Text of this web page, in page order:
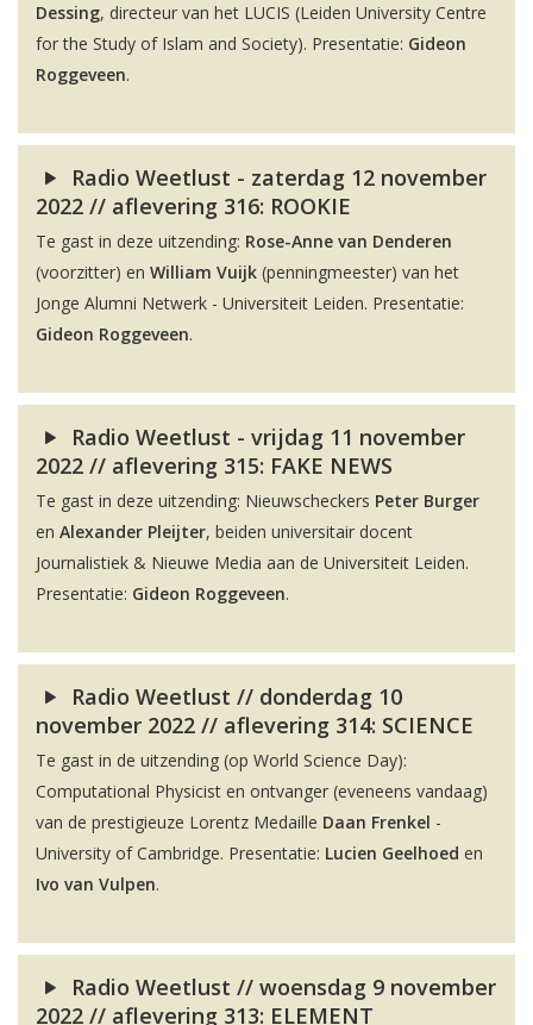
Dessing, directeur van het LUCIS (Leiden University Centre
for the Study of Islam and Society). Presentatie: Gideon
Roggeveen.
Radio Weetlust - zaterdag 12 november
2022 // aflevering 316: ROOKIE
Te gast in deze uitzending: Rose-Anne van Denderen
(voorzitter) en William Vuijk (penningmeester) van het
Jonge Alumni Netwerk - Universiteit Leiden. Presentatie:
Gideon Roggeveen.
Radio Weetlust - vrijdag 11 november
2022 // aflevering 315: FAKE NEWS
Te gast in deze uitzending: Nieuwscheckers Peter Burger
en Alexander Pleijter, beiden universitair docent
Journalistiek & Nieuwe Media aan de Universiteit Leiden.
Presentatie: Gideon Roggeveen.
Radio Weetlust // donderdag 10
november 2022 // aflevering 314: SCIENCE
Te gast in de uitzending (op World Science Day):
Computational Physicist en ontvanger (eveneens vandaag)
van de prestigieuze Lorentz Medaille Daan Frenkel -
University of Cambridge. Presentatie: Lucien Geelhoed en
Ivo van Vulpen.
Radio Weetlust // woensdag 9 november
2022 // aflevering 313: ELEMENT